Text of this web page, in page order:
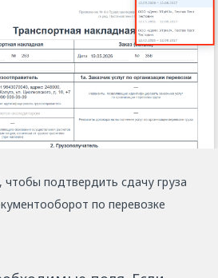
подтвердить сдачу груза
по перевозке